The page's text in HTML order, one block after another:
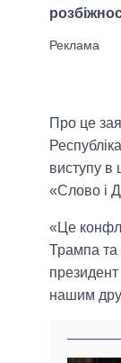
Про це
виступу в
«Слово і
«Це
Трампа
нашим